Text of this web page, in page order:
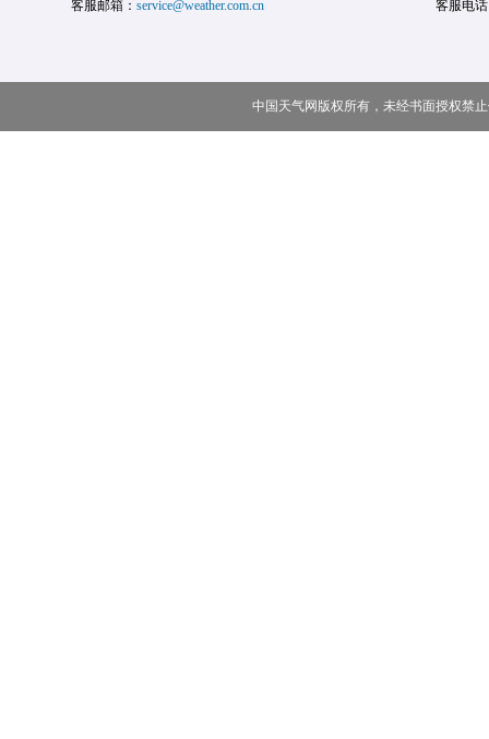
客服邮箱： service@weather.com.cn 客服电
中国天气网版权所有，未经书面授权